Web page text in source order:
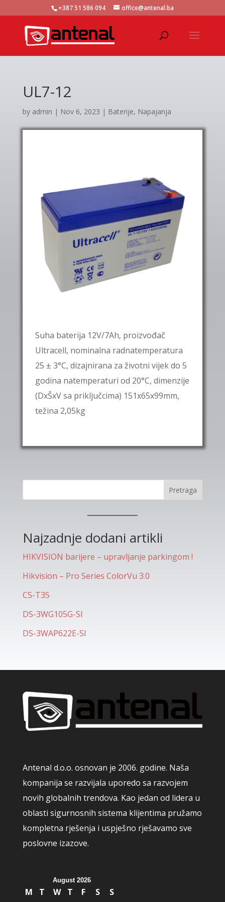
+387 51 586 094 office@antenal.ba
UL7-12
by admin | Nov 6, 2023 | Baterije, Napajanja
Suha baterija 12V/7Ah, proizvođač
Ultracell, nominalna radnatemperatura
25 ± 3°C, dizajnirana za životni vijek do 5
godina natemperaturi od 20°C, dimenzije
(DxŠxV sa priključcima) 151x65x99mm,
težina 2,05kg
Pretraga
Najzadnje dodani artikli
HIKVISION barijere – upravljanje parkingom !
Hikvision – Pro Series ColorVu 3.0
CS-T35
DS-3WG105G-SI
DS-3WAP622E-SI
Antenal d.o.o. osnovan je 2006. godine. Naša
kompanija se razvijala uporedo sa razvojem
novih globalnih trendova. Kao jedan od lidera u
oblasti sigurnosnih sistema klijentima pružamo
kompletna rješenja i uspješno rješavamo sve
poslovne izazove.
August 2026
M T W T F S S